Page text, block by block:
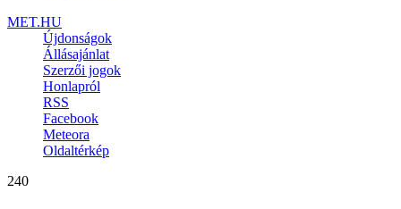
MET.HU
Újdonságok
Állásajánlat
Szerzői jogok
Honlapról
RSS
Facebook
Meteora
Oldaltérkép
240